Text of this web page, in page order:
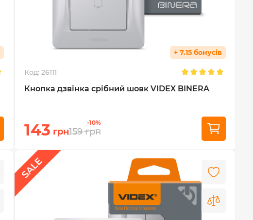
+ 7.15 бонусів
Код: 26111
Кнопка дзвінка срібний шовк VIDEX BINERA
143 грн
-10%
159 грн